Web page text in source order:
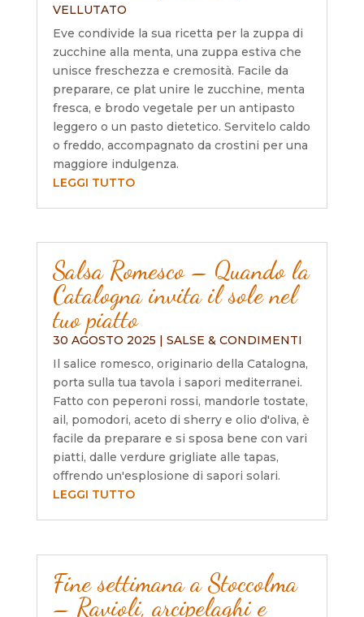
VELLUTATO
Eve condivide la sua ricetta per la zuppa di
zucchine alla menta, una zuppa estiva che
unisce freschezza e cremosità. Facile da
preparare, ce plat unire le zucchine, menta
fresca, e brodo vegetale per un antipasto
leggero o un pasto dietetico. Servitelo caldo
o freddo, accompagnato da crostini per una
maggiore indulgenza.
LEGGI TUTTO
Salsa Romesco – Quando la
Catalogna invita il sole nel
tuo piatto
30 AGOSTO 2025
SALSE & CONDIMENTI
Il salice romesco, originario della Catalogna,
porta sulla tua tavola i sapori mediterranei.
Fatto con peperoni rossi, mandorle tostate,
ail, pomodori, aceto di sherry e olio d'oliva, è
facile da preparare e si sposa bene con vari
piatti, dalle verdure grigliate alle tapas,
offrendo un'esplosione di sapori solari.
LEGGI TUTTO
Fine settimana a Stoccolma
– Ravioli, arcipelaghi e